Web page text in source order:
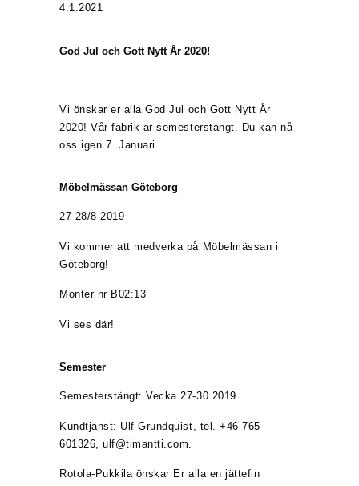
4.1.2021
God Jul och Gott Nytt År 2020!
Vi önskar er alla God Jul och Gott Nytt År
2020! Vår fabrik är semesterstängt. Du kan nå
oss igen 7. Januari.
Möbelmässan Göteborg
27-28/8 2019
Vi kommer att medverka på Möbelmässan i
Göteborg!
Monter nr B02:13
Vi ses där!
Semester
Semesterstängt: Vecka 27-30 2019.
Kundtjänst: Ulf Grundquist, tel. +46 765-
601326, ulf@timantti.com.
Rotola-Pukkila önskar Er alla en jättefin